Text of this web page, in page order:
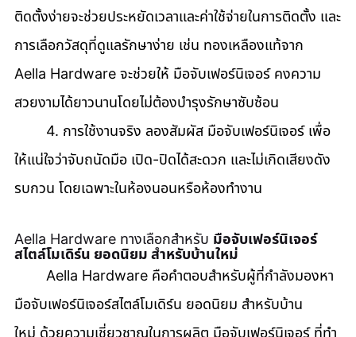
ติดตั้งง่ายจะช่วยประหยัดเวลาและค่าใช้จ่ายในการติดตั้ง และ
การเลือกวัสดุที่ดูแลรักษาง่าย เช่น ทองเหลืองแท้จาก
Aella Hardware จะช่วยให้ มือจับเฟอร์นิเจอร์ คงความ
สวยงามได้ยาวนานโดยไม่ต้องบำรุงรักษาซับซ้อน
ให้แน่ใจว่าจับถนัดมือ เปิด-ปิดได้สะดวก และไม่เกิดเสียงดัง
รบกวน โดยเฉพาะในห้องนอนหรือห้องทำงาน
Aella Hardware ทางเลือกสำหรับ มือจับเฟอร์นิเจอร์
สไตล์โมเดิร์น ยอดนิยม สำหรับบ้านใหม่
มือจับเฟอร์นิเจอร์สไตล์โมเดิร์น ยอดนิยม สำหรับบ้าน
ใหม่ ด้วยความเชี่ยวชาญในการผลิต มือจับเฟอร์นิเจอร์ ที่ทำ